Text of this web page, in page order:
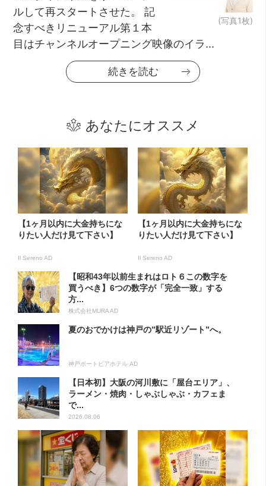
(写真1枚)
ルして再スタートさせた。 記
念すべきリニューアル第１本
目はチャンネルオープニング映像のイラ...
続きを読む
あなたにオススメ
【1ヶ月以内に大金持ちにな
りたい人だけ見て下さい】
Il Sereno AD
【1ヶ月以内に大金持ちにな
りたい人だけ見て下さい】
Il Sereno AD
【昭和43年以前生まれはロト６この数字を
買うべき】6つの数字が「完全一致」する
方...
株式会社MURA AD
夏のおでかけは神戸の”駅近リゾート”へ。
神戸ポートピアホテル AD
【日本初】大阪の河川敷に「屋台エリア」、
ラーメン・焼肉・しゃぶしゃぶ・カフェま
で...
2026.08.06